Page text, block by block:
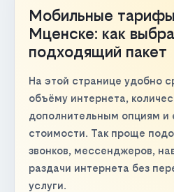
Мобильные
Мценске: как
подходящий пакет
На этой странице удобно
объёму интернета,
дополнительным опциям и
стоимости. Так проще
звонков, мессенджеров,
раздачи интернета без
услуги.